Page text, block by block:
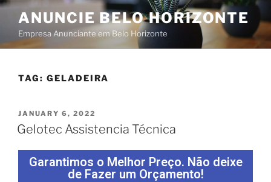
ANUNCIE BELO HORIZONTE
Empresa Anunciante em Belo Horizonte
TAG: GELADEIRA
JANUARY 6, 2022
Gelotec Assistencia Técnica
Garantimos o Melhor Preço. Não deixe
de Fazer um Orçamento!